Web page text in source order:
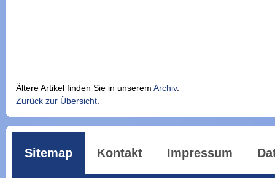
Ältere Artikel finden Sie in unserem Archiv.
Zurück zur Übersicht
Sitemap Kontakt Impressum